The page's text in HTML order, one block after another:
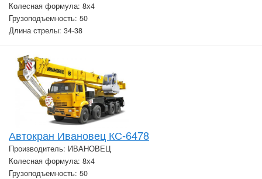
Колесная формула: 8х4
Грузоподъемность: 50
Длина стрелы: 34-38
Автокран Ивановец КС-6478
Производитель: ИВАНОВЕЦ
Колесная формула: 8х4
Грузоподъемность: 50